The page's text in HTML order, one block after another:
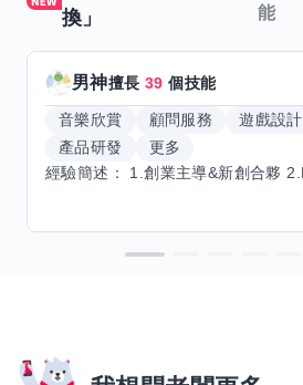
換」
能
男神擅長39 個技能
音樂欣賞 顧問服務
遊戲設計
產品研發
更多